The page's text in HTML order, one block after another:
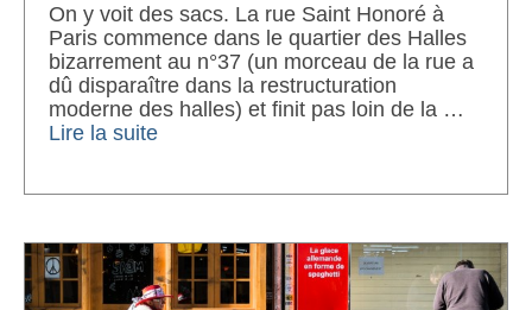
On y voit des sacs. La rue Saint Honoré à
Paris commence dans le quartier des Halles
bizarrement au n°37 (un morceau de la rue a
dû disparaître dans la restructuration
moderne des halles) et finit pas loin de la …
Lire la suite­­